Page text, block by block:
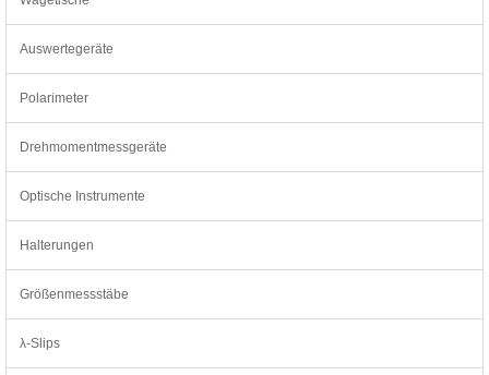
Auswertegeräte
Polarimeter
Drehmomentmessgeräte
Optische Instrumente
Halterungen
Größenmessstäbe
λ-Slips